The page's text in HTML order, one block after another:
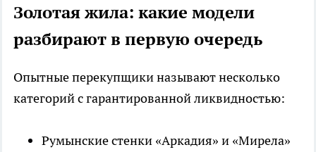
Золотая жила: какие модели
разбирают в первую очередь
Опытные перекупщики называют несколько
категорий с гарантированной ликвидностью:
Румынские стенки «Аркадия» и «Мирела»